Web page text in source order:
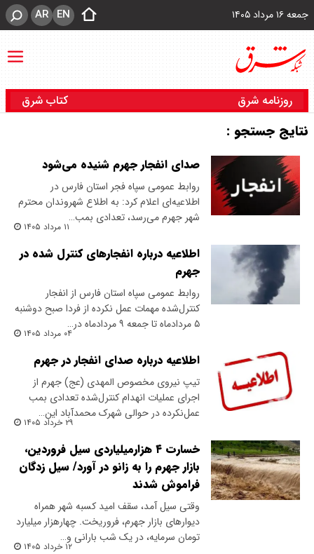
جمعه ۱۶ مرداد ۱۴۰۵ EN
AR
روزنامه شرق کتاب شرق
نتایج جستجو :
صدای انفجار جهرم شنیده می‌شود
روابط عمومی سپاه فجر استان فارس در
اطلاعیه‌ای اعلام کرد: به اطلاع شهروندان محترم
شهر جهرم می‌رسد، تعدادی بمب…
۱۱ مرداد ۱۴۰۵
اطلاعیه درباره انفجارهای کنترل شده در
جهرم
روابط عمومی سپاه استان فارس از انفجار
کنترل‌شده مهمات عمل نکرده از فردا صبح دوشنبه
۵ مردادماه تا جمعه ۹ مردادماه در…
۰۴ مرداد ۱۴۰۵
اطلاعیه درباره صدای انفجار در جهرم
تیپ نیروی مخصوص المهدی (عج) جهرم از
اجرای عملیات انهدام کنترل‌شده تعدادی بمب
عمل‌نکرده در حوالی شهرک محمدآباد این…
۲۹ خرداد ۱۴۰۵
خسارت ۴ هزارمیلیاردی سیل فروردین،
بازار جهرم را به زانو در آورد/ سیل زدگان
فراموش شدند
وقتی سیل آمد، سقف امید کسبه شهر همراه
دیوارهای بازار جهرم، فروریخت. چهارهزار میلیارد
تومان سرمایه، در یک شب بارانی و…
۱۲ خرداد ۱۴۰۵